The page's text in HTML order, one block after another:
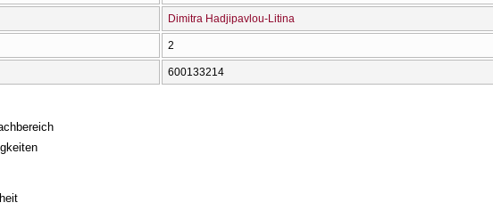
Dimitra Hadjipavlou-Litina
2
600133214